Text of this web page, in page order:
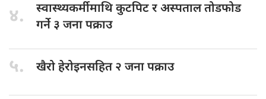
४. स्वास्थ्यकर्मीमाथि कुटपिटर अस्पताल तोडफोड
गर्ने ३ जना पक्राउ
५. खैरो हेरोइनसहित२ जना पक्राउ